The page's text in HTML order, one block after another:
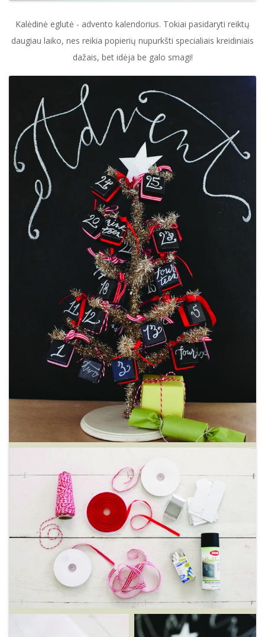
Kalėdinė eglutė - advento kalendorius. Tokiai pasidaryti reiktų
daugiau laiko, nes reikia popierių nupurkšti specialiais kreidiniais
dažais, bet idėja be galo smagi!